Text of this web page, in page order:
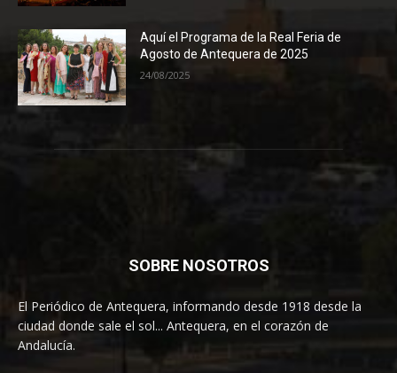
Aquí el Programa de la Real Feria de
Agosto de Antequera de 2025
24/08/2025
SOBRE NOSOTROS
El Periódico de Antequera, informando desde 1918 desde la
ciudad donde sale el sol... Antequera, en el corazón de
Andalucía.